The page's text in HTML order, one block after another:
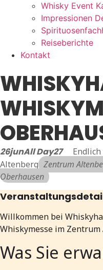
Whisky Event
Impressionen
Reiseberichte
Kontakt
26junAll Day27
Altenberg Zentrum
Oberhausen
Willkommen bei
Whiskymesse im
Was Sie